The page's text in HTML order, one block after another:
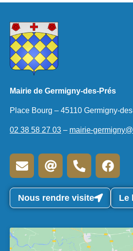
Mairie de Germigny-des-Prés
Place Bourg – 45110 Germigny-
02 38 58 27 03 – mairie-
Nous rendre visite Le